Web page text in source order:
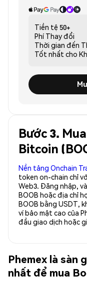
Tiền tệ 50+
Phí Thay đổi
Thời gian đến
Tốt nhất cho
Bước 3.
Bitcoin
Nền tảng Onchain
token on-chain chỉ
Web3. Đăng nhập,
BOOB hoặc địa chỉ
BOOB bằng USDT,
ví bảo mật cao của
đầu giao dịch hoặc
Phemex là
nhất để mua